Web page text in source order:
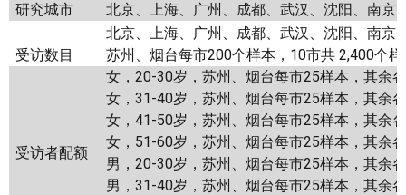
研究城市
北京、上海、广州、成都、武汉、沈阳、南京
受访数目
北京、上海、广州、成都、武汉、沈阳、南京
苏州、烟台每市200个样本，10市共 2,400个
受访者配额
女，20-30岁，苏州、烟台每市25样本，其余
女，31-40岁，苏州、烟台每市25样本，其余
女，41-50岁，苏州、烟台每市25样本，其余
女，51-60岁，苏州、烟台每市25样本，其余
男，20-30岁，苏州、烟台每市25样本，其余
男，31-40岁，苏州、烟台每市25样本，其余